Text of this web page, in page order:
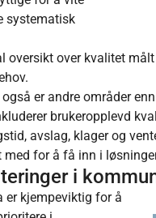
systematisk
oversikt over kvalitet
er andre områder
brukeropplevd
avslag, klager og
med for å få inn i
i
er kjempeviktig for å